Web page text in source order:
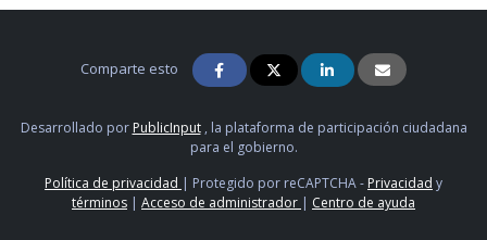
Comparte esto
Desarrollado por PublicInput, la plataforma de participación ciudadana
para el gobierno.
Política de privacidad | Protegido por reCAPTCHA - Privacidad y
términos | Acceso de administrador | Centro de ayuda